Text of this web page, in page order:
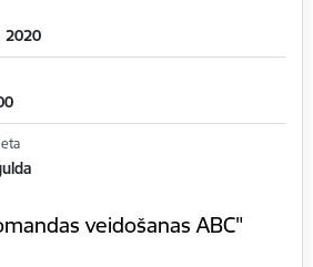
2020
veidošanas ABC"